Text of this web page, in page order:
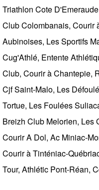
Triathlon Cote
Club Colombanais, Courir
Aubinoises, Les Sportifs
Cug'Athlé, Entente
Club, Courir à Chantepie,
Cjf Saint-Malo, Les
Tortue, Les Foulées
Breizh Club Melorien, Les
Courir A Dol, Ac Miniac-
Courir à Tinténiac-
Tour, Athlétic Pont-Réan,